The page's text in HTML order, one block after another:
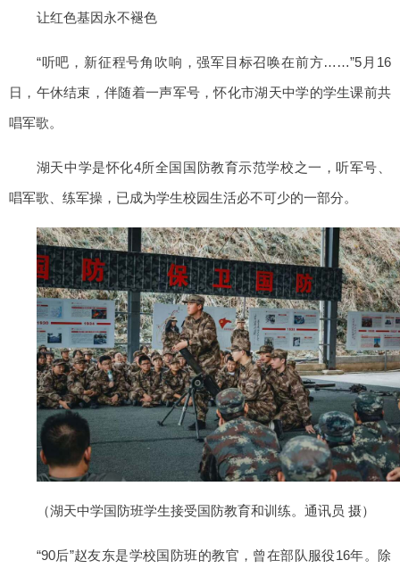
让红色基因永不褪色
“听吧，新征程号角吹响，强军目标召唤在前方……”5月16
日，午休结束，伴随着一声军号，怀化市湖天中学的学生课前共
唱军歌。
湖天中学是怀化4所全国国防教育示范学校之一，听军号、
唱军歌、练军操，已成为学生校园生活必不可少的一部分。
（湖天中学国防班学生接受国防教育和训练。通讯员 摄）
“90后”赵友东是学校国防班的教官，曾在部队服役16年。除